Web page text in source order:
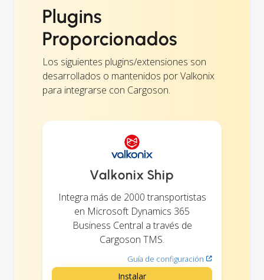
Plugins
Proporcionados
Los siguientes plugins/extensiones son
desarrollados o mantenidos por Valkonix
para integrarse con Cargoson.
Valkonix Ship
Integra más de 2000 transportistas
en Microsoft Dynamics 365
Business Central a través de
Cargoson TMS.
Guía de configuración
Instalar